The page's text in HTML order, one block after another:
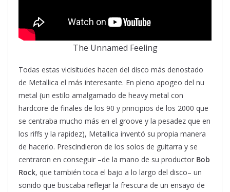
The Unnamed Feeling
Todas estas vicisitudes hacen del disco más denostado
de Metallica el más interesante. En pleno apogeo del nu
metal (un estilo amalgamado de heavy metal con
hardcore de finales de los 90 y principios de los 2000 que
se centraba mucho más en el groove y la pesadez que en
los riffs y la rapidez), Metallica inventó su propia manera
de hacerlo. Prescindieron de los solos de guitarra y se
centraron en conseguir –de la mano de su productor Bob
Rock, que también toca el bajo a lo largo del disco– un
sonido que buscaba reflejar la frescura de un ensayo de